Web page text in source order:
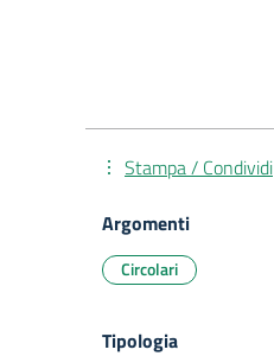
Stampa / Condividi
Argomenti
Circolari
Tipologia